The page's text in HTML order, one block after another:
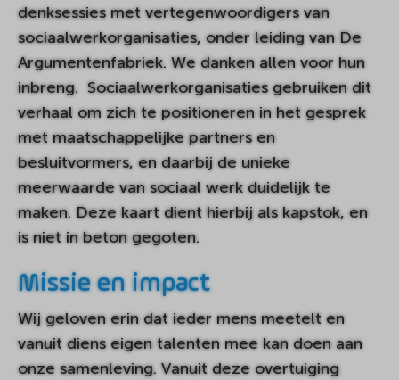
denksessies met vertegenwoordigers van
sociaalwerkorganisaties, onder leiding van De
Argumentenfabriek. We danken allen voor hun
inbreng. Sociaalwerkorganisaties gebruiken dit
verhaal om zich te positioneren in het gesprek
met maatschappelijke partners en
besluitvormers, en daarbij de unieke
meerwaarde van sociaal werk duidelijk te
maken. Deze kaart dient hierbij als kapstok, en
is niet in beton gegoten.
Missie en impact
Wij geloven erin dat ieder mens meetelt en
vanuit diens eigen talenten mee kan doen aan
onze samenleving. Vanuit deze overtuiging